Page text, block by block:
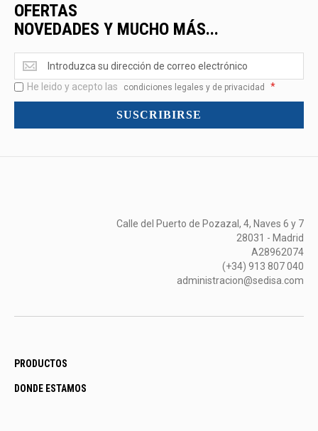
OFERTAS
NOVEDADES Y MUCHO MÁS...
Ofertas
<br>Novedades
y
mucho
He leido y acepto las condiciones legales y de privacidad *
SUSCRIBIRSE
Calle del Puerto de Pozazal, 4, Naves 6 y 7
28031 - Madrid
A28962074
(+34) 913 807 040
administracion@sedisa.com
PRODUCTOS
DONDE ESTAMOS